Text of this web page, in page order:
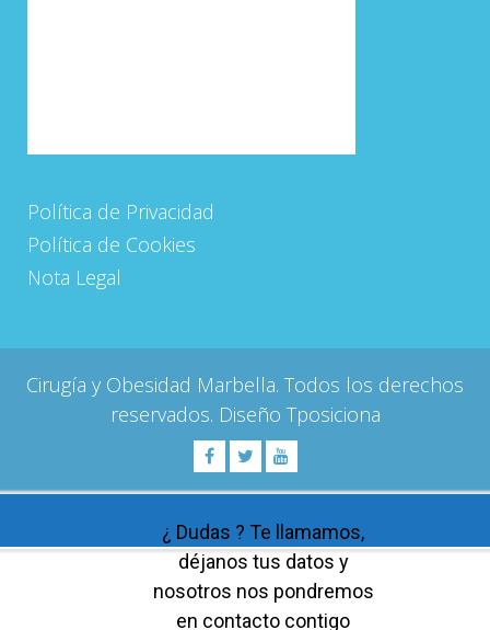
Política de Privacidad
Política de Cookies
Nota Legal
Cirugía y Obesidad Marbella. Todos los derechos
reservados. Diseño Tposiciona
¿ Dudas ? Te llamamos,
déjanos tus datos y
nosotros nos pondremos
en contacto contigo